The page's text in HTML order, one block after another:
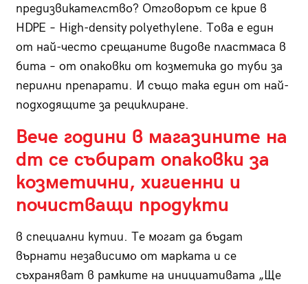
предизвикателство? Отговорът се крие в
HDPE – High-density polyethylene. Това е един
от най-често срещаните видове пластмаса в
бита – от опаковки от козметика до туби за
перилни препарати. И също така един от най-
подходящите за рециклиране.
Вече години в магазините на
dm се събират опаковки за
козметични, хигиенни и
почистващи продукти
в специални кутии. Те могат да бъдат
върнати независимо от марката и се
съхраняват в рамките на инициативата „Ще